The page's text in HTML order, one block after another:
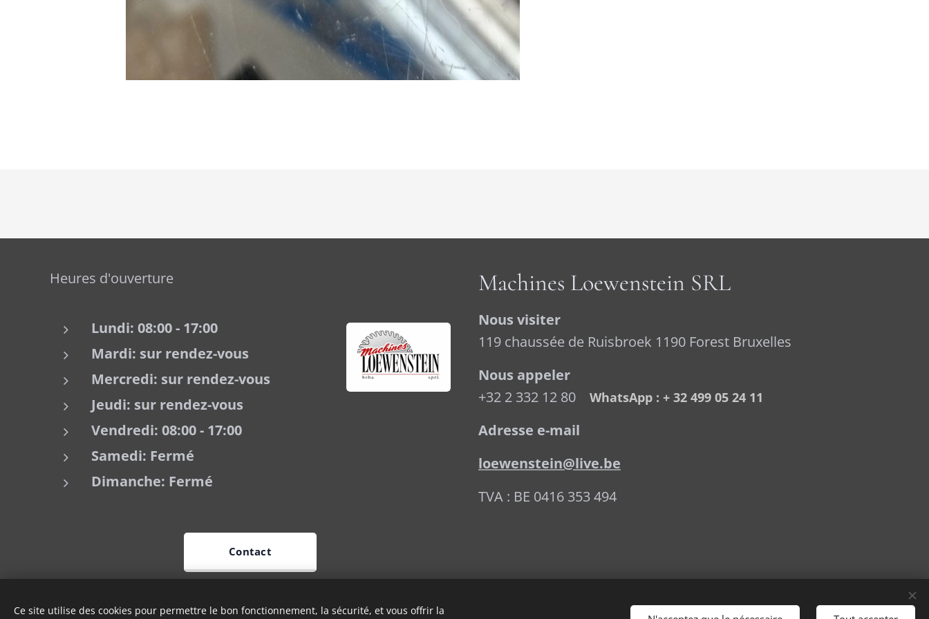
Heures d'ouverture
Lundi: 08:00 - 17:00
Mardi: sur rendez-vous
Mercredi: sur rendez-vous
Jeudi: sur rendez-vous
Vendredi: 08:00 - 17:00
Samedi: Fermé
Dimanche: Fermé
Contact
Machines Loewenstein SRL
Nous visiter
119 chaussée de Ruisbroek 1190 Forest Bruxelles
Nous appeler
+32 2 332 12 80 WhatsApp : + 32 499 05 24 11
Adresse e-mail
loewenstein@live.be
TVA : BE 0416 353 494
Ce site utilise des cookies pour permettre le bon fonctionnement, la sécurité, et vous offrir la